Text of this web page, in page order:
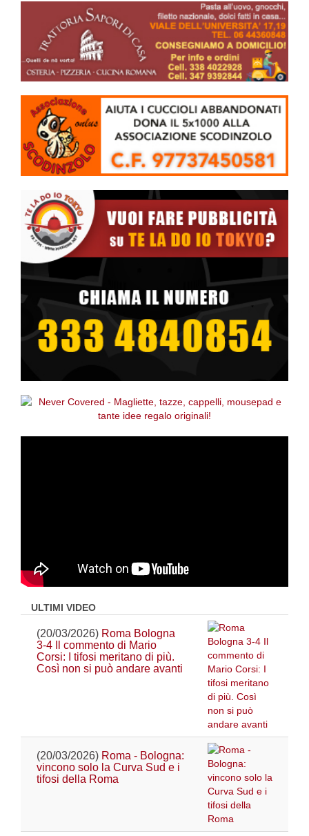
ULTIMI VIDEO
(20/03/2026) Roma Bologna
3-4 Il commento di Mario
Corsi: I tifosi meritano di più.
Così non si può andare avanti
(20/03/2026) Roma - Bologna:
vincono solo la Curva Sud e i
tifosi della Roma